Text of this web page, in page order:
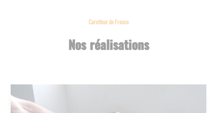
Carotteur de France
Nos réalisations